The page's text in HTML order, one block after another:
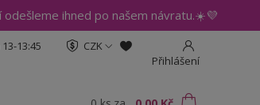
ihned po našem návratu.☀️💜
CZK
Přihlášení
13:45